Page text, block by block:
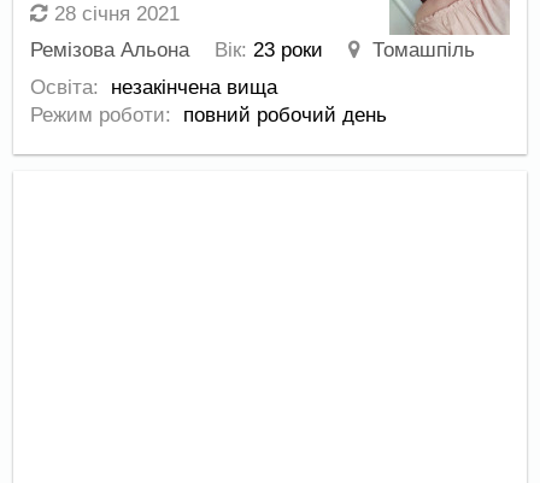
28 січня 2021
Ремізова Альона
Вік: 23 роки
Томашпіль
Освіта:
незакінчена вища
Режим роботи:
повний робочий день